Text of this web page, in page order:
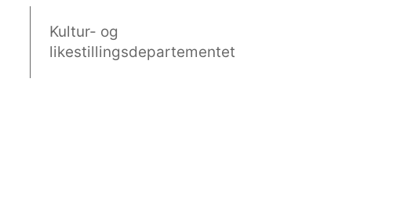
Kultur- og
likestillingsdepartementet